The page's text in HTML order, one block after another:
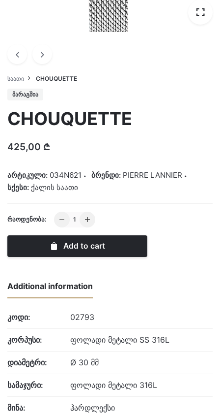
ᲡᲐᲐᲗᲘ CHOUQUETTE
ᲛᲐᲠᲐᲒᲨᲘᲐ
CHOUQUETTE
425,00 ₾
არტიკული: 034N621 ბრენდი: PIERRE LANNIER
სქესი: ქალის საათი
ᲠᲐᲝᲓᲔᲜᲝᲑᲐ:
CHOUQUETTE
Add to cart
Additional information
კოდი: 02793
კორპუსი: ფოლადი მეტალი SS 316L
დიამეტრი: Ø 30 მმ
სამაჯური: ფოლადი მეტალი 316L
მინა: ჰარდლექსი